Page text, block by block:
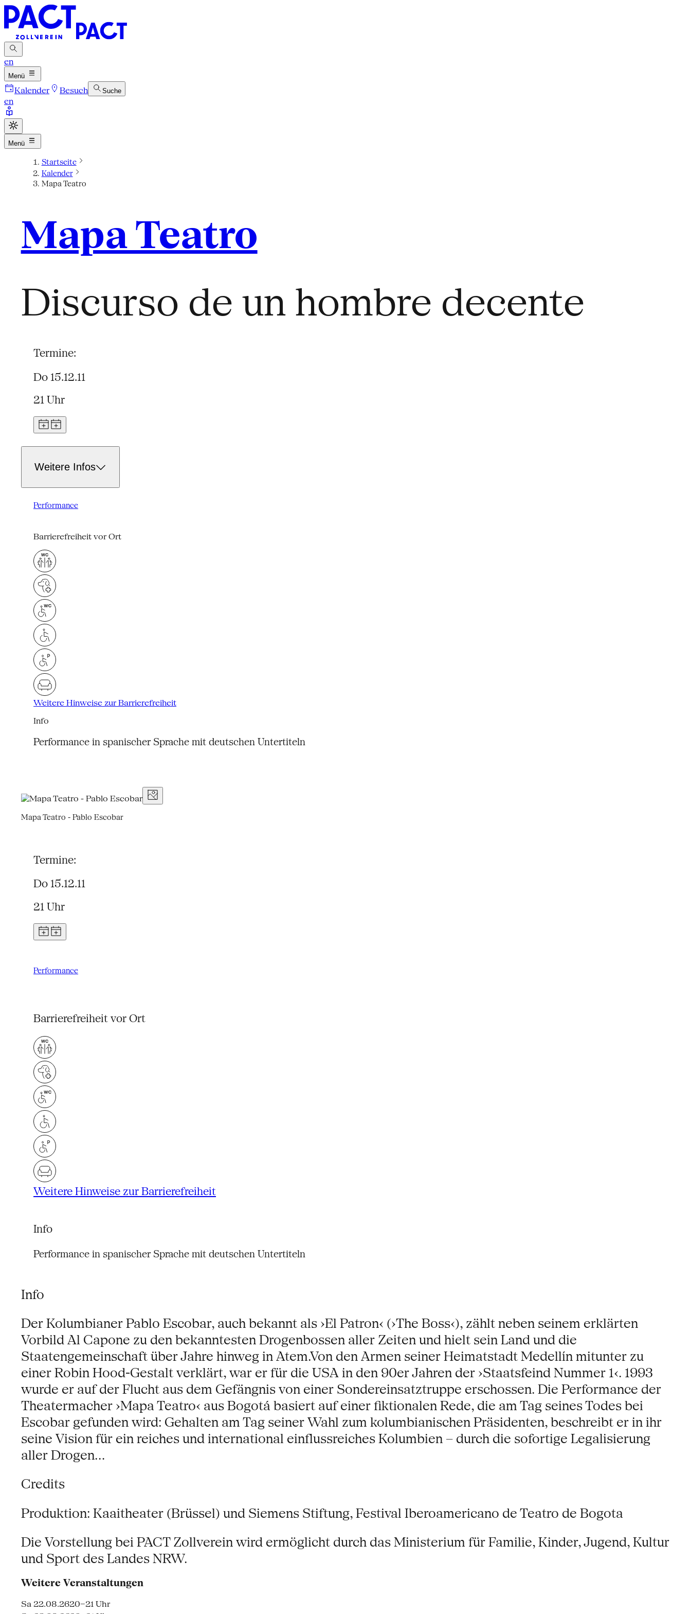
en
Menü
Kalender Besuch Suche
en
Menü
Startseite
Kalender
Mapa Teatro
Mapa Teatro
Discurso de un hombre decente
Termine:
Do 15.12.11
21 Uhr
Weitere Infos
Performance
Barrierefreiheit vor Ort
Weitere Hinweise zur Barrierefreiheit
Info
Performance in spanischer Sprache mit deutschen Untertiteln
Mapa Teatro - Pablo Escobar
Termine:
Do 15.12.11
21 Uhr
Performance
Barrierefreiheit vor Ort
Weitere Hinweise zur Barrierefreiheit
Info
Performance in spanischer Sprache mit deutschen Untertiteln
Info
Der Kolumbianer Pablo Escobar, auch bekannt als ›El Patron‹ (›The Boss‹), zählt neben seinem erklärten
Vorbild Al Capone zu den bekanntesten Drogenbossen aller Zeiten und hielt sein Land und die
Staatengemeinschaft über Jahre hinweg in Atem.Von den Armen seiner Heimatstadt Medellín mitunter zu
einer Robin Hood-Gestalt verklärt, war er für die USA in den 90er Jahren der ›Staatsfeind Nummer 1‹. 1993
wurde er auf der Flucht aus dem Gefängnis von einer Sondereinsatztruppe erschossen. Die Performance der
Theatermacher ›Mapa Teatro‹ aus Bogotá basiert auf einer fiktionalen Rede, die am Tag seines Todes bei
Escobar gefunden wird: Gehalten am Tag seiner Wahl zum kolumbianischen Präsidenten, beschreibt er in ihr
seine Vision für ein reiches und international einflussreiches Kolumbien – durch die sofortige Legalisierung
aller Drogen…
Credits
Produktion: Kaaitheater (Brüssel) und Siemens Stiftung, Festival Iberoamericano de Teatro de Bogota
Die Vorstellung bei PACT Zollverein wird ermöglicht durch das Ministerium für Familie, Kinder, Jugend, Kultur
und Sport des Landes NRW.
Weitere Veranstaltungen
Sa 22.08.2620–21 Uhr